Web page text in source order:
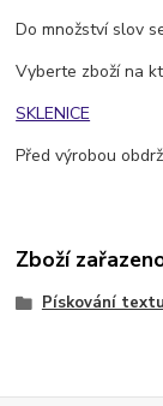
Do množství slov
Vyberte zboží na
SKLENICE
Před výrobou
Zboží
Pískování textu